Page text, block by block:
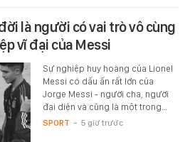
là người có vai trò vô cùng
vĩ đại của Messi
Sự nghiệp huy hoàng của Lionel
Messi có dấu ấn rất lớn của
Jorge Messi - người cha, người
đại diện và cũng là một trong…
SPORT - 5 giờ trước